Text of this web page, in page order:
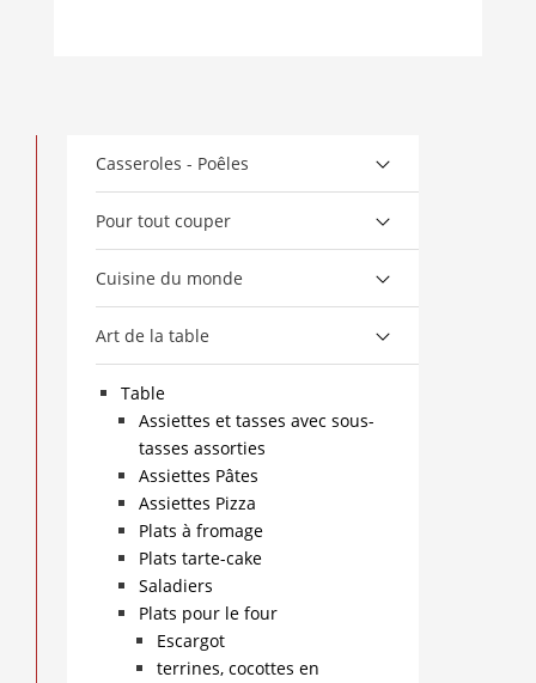
Casseroles - Poêles
Pour tout couper
Cuisine du monde
Art de la table
Table
Assiettes et tasses avec sous-
tasses assorties
Assiettes Pâtes
Assiettes Pizza
Plats à fromage
Plats tarte-cake
Saladiers
Plats pour le four
Escargot
terrines, cocottes en